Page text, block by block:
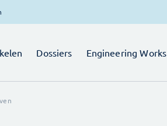
Dossiers Engineering Works